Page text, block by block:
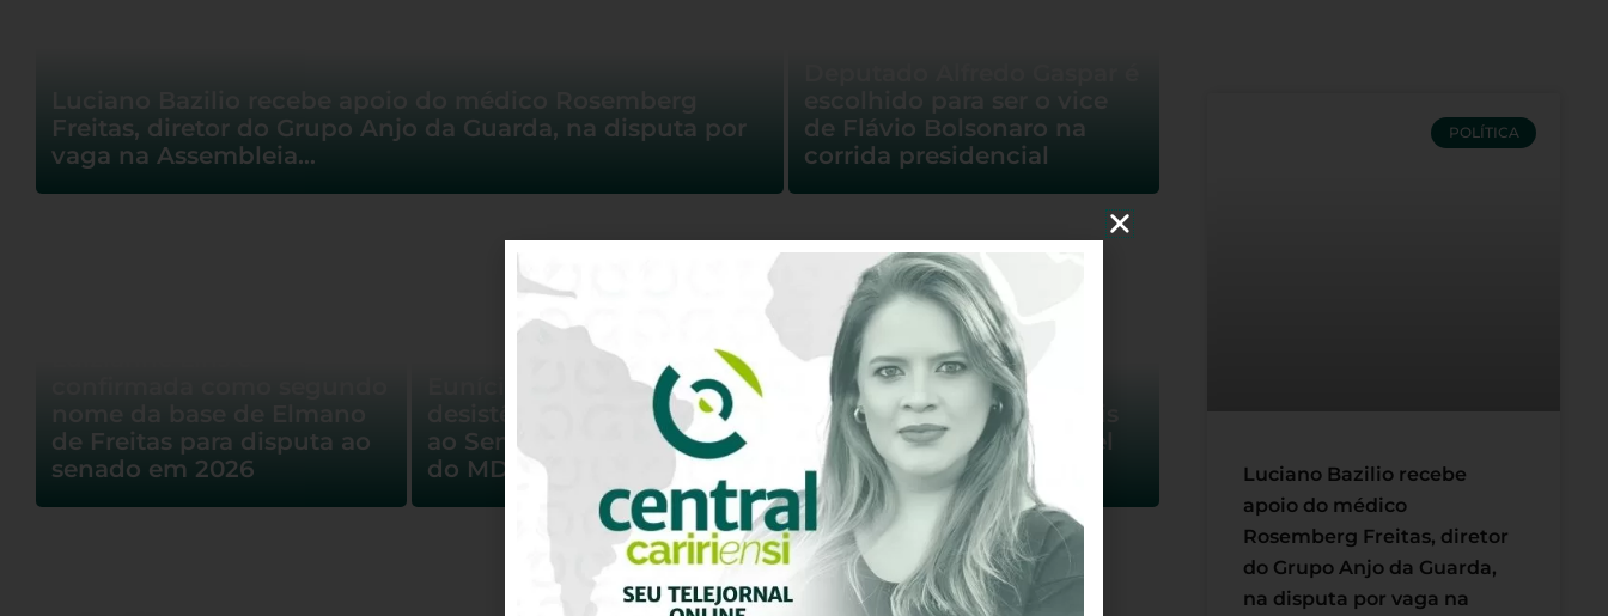
Freitas, diretor do Grupo Anjo da Guarda, na disputa por
vaga na Assembleia…
de Flávio Bolsonaro na
corrida presidencial
de Freitas para disputa ao
senado em 2026
Eunício Oliveira anuncia
desistência de candidatura
ao Senado em convenção
do MDB
Prefeito de Milagres faz
licitação para gastar mais
de R$ 200 mil com papel
higiênico
POLÍTICA
Luciano Bazilio recebe
apoio do médico
Rosemberg Freitas, diretor
do Grupo Anjo da Guarda,
na disputa por vaga na